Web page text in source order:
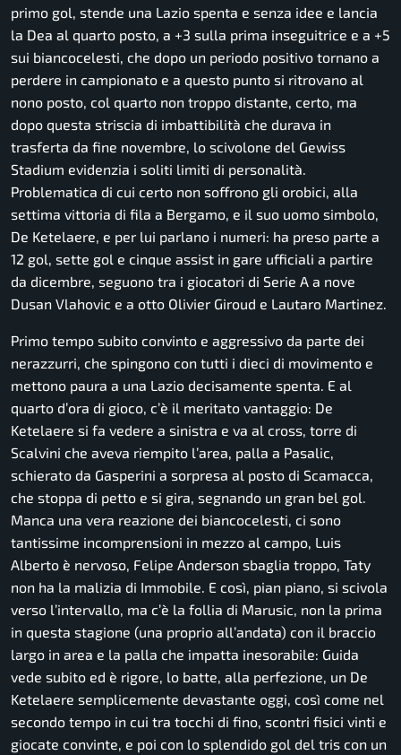
primo gol, stende una Lazio spenta e senza idee e lancia
la Dea al quarto posto, a +3 sulla prima inseguitrice e a +5
sui biancocelesti, che dopo un periodo positivo tornano a
perdere in campionato e a questo punto si ritrovano al
nono posto, col quarto non troppo distante, certo, ma
dopo questa striscia di imbattibilità che durava in
trasferta da fine novembre, lo scivolone del Gewiss
Stadium evidenzia i soliti limiti di personalità.
Problematica di cui certo non soffrono gli orobici, alla
settima vittoria di fila a Bergamo, e il suo uomo simbolo,
De Ketelaere, e per lui parlano i numeri: ha preso parte a
12 gol, sette gol e cinque assist in gare ufficiali a partire
da dicembre, seguono tra i giocatori di Serie A a nove
Dusan Vlahovic e a otto Olivier Giroud e Lautaro Martinez.
Primo tempo subito convinto e aggressivo da parte dei
nerazzurri, che spingono con tutti i dieci di movimento e
mettono paura a una Lazio decisamente spenta. E al
quarto d’ora di gioco, c’è il meritato vantaggio: De
Ketelaere si fa vedere a sinistra e va al cross, torre di
Scalvini che aveva riempito l’area, palla a Pasalic,
schierato da Gasperini a sorpresa al posto di Scamacca,
che stoppa di petto e si gira, segnando un gran bel gol.
Manca una vera reazione dei biancocelesti, ci sono
tantissime incomprensioni in mezzo al campo, Luis
Alberto è nervoso, Felipe Anderson sbaglia troppo, Taty
non ha la malizia di Immobile. E così, pian piano, si scivola
verso l’intervallo, ma c’è la follia di Marusic, non la prima
in questa stagione (una proprio all’andata) con il braccio
largo in area e la palla che impatta inesorabile: Guida
vede subito ed è rigore, lo batte, alla perfezione, un De
Ketelaere semplicemente devastante oggi, così come nel
secondo tempo in cui tra tocchi di fino, scontri fisici vinti e
giocate convinte, e poi con lo splendido gol del tris con un